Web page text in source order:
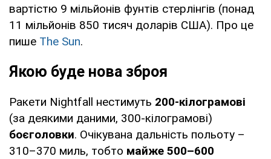
вартістю 9 мільйонів фунтів стерлінгів (понад
11 мільйонів 850 тисяч доларів США). Про це
пише The Sun.
Якою буде нова зброя
Ракети Nightfall нестимуть 200-кілограмові
(за деякими даними, 300-кілограмові)
боєголовки. Очікувана дальність польоту –
310–370 миль, тобто майже 500–600